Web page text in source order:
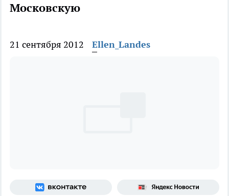
Московскую
21 сентября 2012 Ellen_Landes